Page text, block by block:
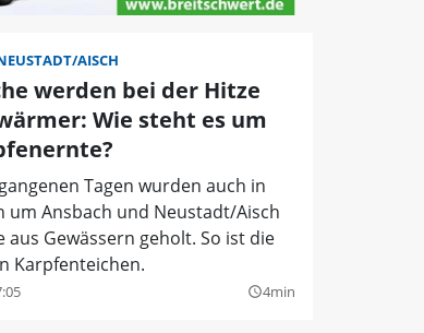
AISCH
werden bei der Hitze
Wie steht es um
Tagen wurden auch in
um Ansbach und Neustadt/Aisch
aus Gewässern geholt. So ist die
Karpfenteichen.
query_builder4min